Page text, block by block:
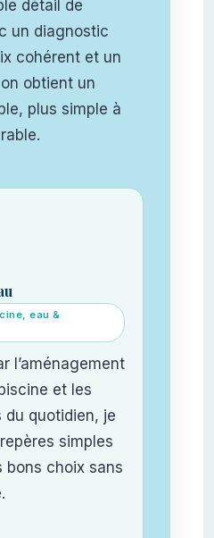
détail de
un diagnostic
cohérent et un
obtient un
plus simple à
eau &
l’aménagement
et les
du quotidien, je
simples
bons choix sans